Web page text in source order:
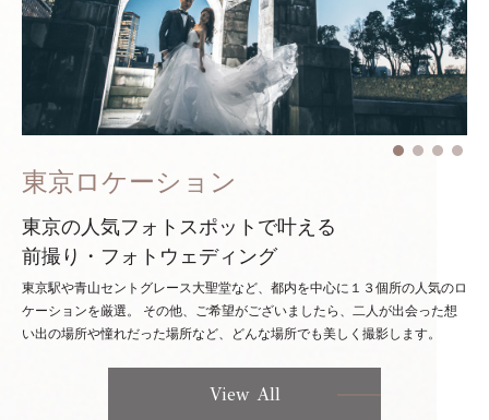
東京ロケーション
東京の人気フォトスポットで叶える
前撮り・フォトウェディング
東京駅や青山セントグレース大聖堂など、都内を中心に１３個所の人気のロ
ケーションを厳選。 その他、ご希望がございましたら、二人が出会った想
い出の場所や憧れだった場所など、どんな場所でも美しく撮影します。
View All